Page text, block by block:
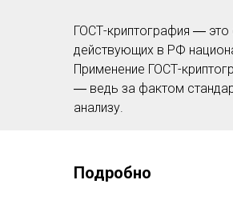
ГОСТ-криптография ― это
действующих в РФ
Применение ГОСТ-
― ведь за фактом
анализу.
Подробно